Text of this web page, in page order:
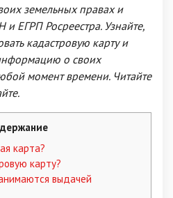
земельных правах и
и ЕГРП Росреестра. Узнайте,
кадастровую карту и
о своих
момент времени. Читайте
карта?
карту?
выдачей